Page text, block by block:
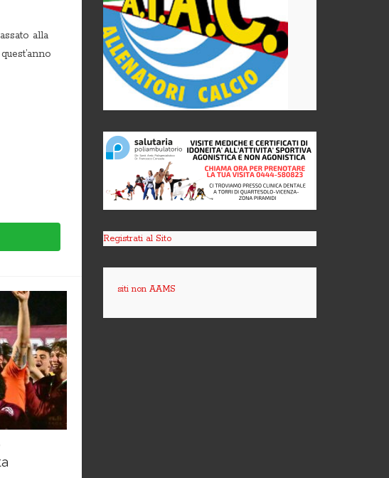
alla
Registrati al Sito
siti non AAMS